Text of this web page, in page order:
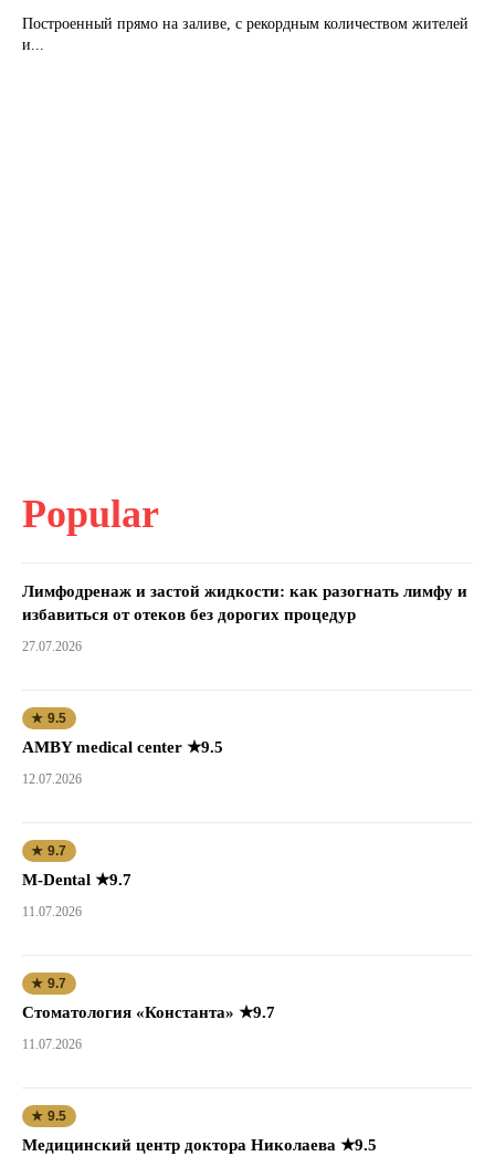
Построенный прямо на заливе, с рекордным количеством жителей
и...
Popular
Лимфодренаж и застой жидкости: как разогнать лимфу и
избавиться от отеков без дорогих процедур
27.07.2026
★ 9.5
AMBY medical center ★9.5
12.07.2026
★ 9.7
M-Dental ★9.7
11.07.2026
★ 9.7
Стоматология «Константа» ★9.7
11.07.2026
★ 9.5
Медицинский центр доктора Николаева ★9.5